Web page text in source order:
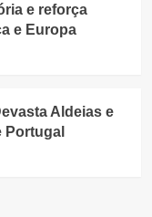
e reforça
e Europa
Aldeias e
Portugal